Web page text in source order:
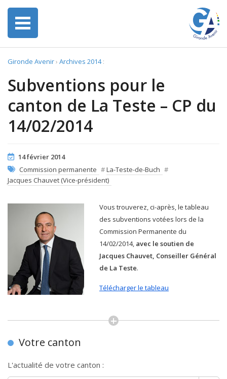
Gironde Avenir› Archives 2014:
Subventions pour le
canton de La Teste – CP du
14/02/2014
14 février 2014
Commission permanente #La-Teste-de-Buch #
Jacques Chauvet (Vice-président)
Vous trouverez, ci-après, le tableau
des subventions votées lors de la
Commission Permanente du
14/02/2014, avec le soutien de
Jacques Chauvet, Conseiller Général
de La Teste.
Télécharger le tableau
Votre canton
L'actualité de votre canton :